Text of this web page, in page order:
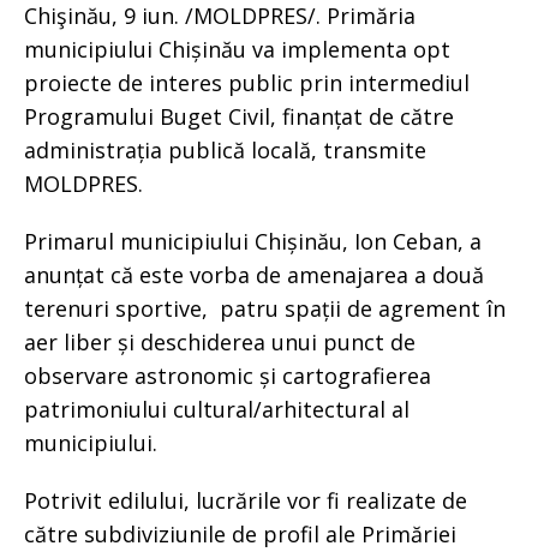
Chişinău, 9 iun. /MOLDPRES/. Primăria
municipiului Chișinău va implementa opt
proiecte de interes public prin intermediul
Programului Buget Civil, finanțat de către
administrația publică locală, transmite
MOLDPRES.
Primarul municipiului Chișinău, Ion Ceban, a
anunțat că este vorba de amenajarea a două
terenuri sportive, patru spații de agrement în
aer liber și deschiderea unui punct de
observare astronomic și cartografierea
patrimoniului cultural/arhitectural al
municipiului.
Potrivit edilului, lucrările vor fi realizate de
către subdiviziunile de profil ale Primăriei